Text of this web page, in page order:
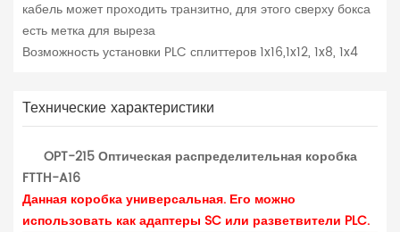
кабель может проходить транзитно, для этого сверху бокса
есть метка для выреза
Возможность установки PLC сплиттеров 1x16,1x12, 1x8, 1x4
Технические характеристики
OPT-215 Оптическая распределительная коробка
FTTH-A16
Данная коробка универсальная. Его можно
использовать как адаптеры SC или разветвители PLC.